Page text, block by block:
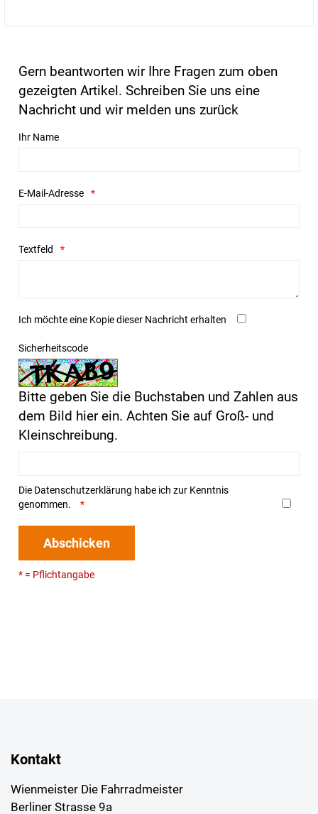
Gern beantworten wir Ihre Fragen zum oben
gezeigten Artikel. Schreiben Sie uns eine
Nachricht und wir melden uns zurück
Ihr Name
E-Mail-Adresse
Textfeld
Ich möchte eine Kopie dieser Nachricht erhalten
Sicherheitscode
Bitte geben Sie die Buchstaben und Zahlen aus
dem Bild hier ein. Achten Sie auf Groß- und
Kleinschreibung.
Die Datenschutzerklärung habe ich zur Kenntnis
genommen.
Abschicken
* = Pflichtangabe
Kontakt
Wienmeister Die Fahrradmeister
Berliner Strasse 9a